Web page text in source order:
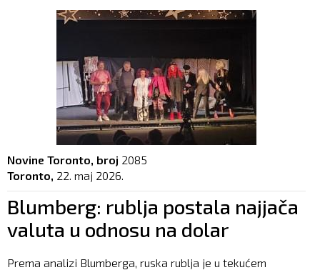
Novine Toronto, broj 2085
Toronto, 22. maj 2026.
Blumberg: rublja postala najjača
valuta u odnosu na dolar
Prema analizi Blumberga, ruska rublja je u tekućem